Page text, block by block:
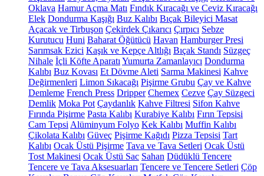
Oklava Hamur Açma Matı Fındık Kıracağı ve Ceviz Kıracağı
Elek Dondurma Kaşığı Buz Kalıbı Bıçak Bileyici Masat
Açacak ve Tirbuşon Çekirdek Çıkarıcı Çırpıcı Sebze
Kurutucu Huni Baharat Öğütücü Havan Hamburger Presi
Sarımsak Ezici Kaşık ve Kepçe Altlığı Bıçak Standı Süzgeç
Nihale İçli Köfte Aparatı Yumurta Zamanlayıcı Dondurma
Kalıbı Buz Kovası Et Dövme Aleti Sarma Makinesi Kahve
Değirmenleri Limon Sıkacağı Pişirme Grubu Çay ve Kahve
Demleme French Press Dripper Chemex Cezve Çay Süzgeci
Demlik Moka Pot Çaydanlık Kahve Filtresi Sifon Kahve
Fırında Pişirme Pasta Kalıbı Kurabiye Kalıbı Fırın Tepsisi
Cam Tepsi Alüminyum Folyo Kek Kalıbı Muffin Kalıbı
Çikolata Kalıbı Güveç Pişirme Kağıdı Pizza Tepsisi Tart
Kalıbı Ocak Üstü Pişirme Tava ve Tava Setleri Ocak Üstü
Tost Makinesi Ocak Üstü Sac Sahan Düdüklü Tencere
Tencere ve Tava Aksesuarları Tencere ve Tencere Setleri Çöp